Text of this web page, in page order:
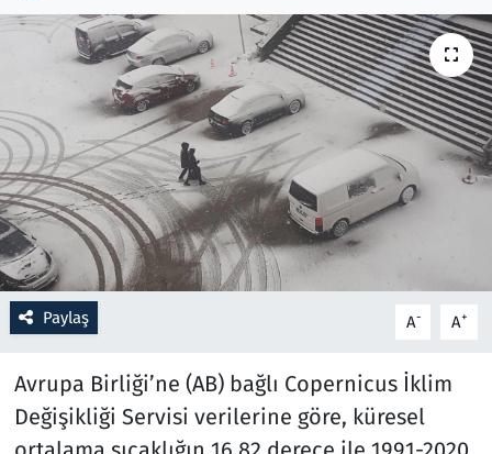
Paylaş A- A+
Avrupa Birliği’ne (AB) bağlı Copernicus İklim
Değişikliği Servisi verilerine göre, küresel
Ramazan
Resmi İlanlar
Rüya Tabirleri
Sağlık
Savunma Sanayi
Seçim 2023
Spor
Teknoloji ve Bilim